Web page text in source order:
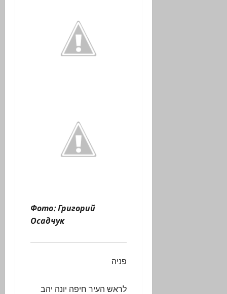
Фото: Григорий
Осадчук
פניה
לראש העיר חיפה יונה יהב